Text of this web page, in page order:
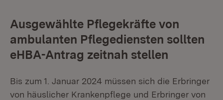
Ausgewählte Pflegekräfte von
ambulanten Pflegediensten sollten
eHBA-Antrag zeitnah stellen
Bis zum 1. Januar 2024 müssen sich die Erbringer
von häuslicher Krankenpflege und Erbringer von